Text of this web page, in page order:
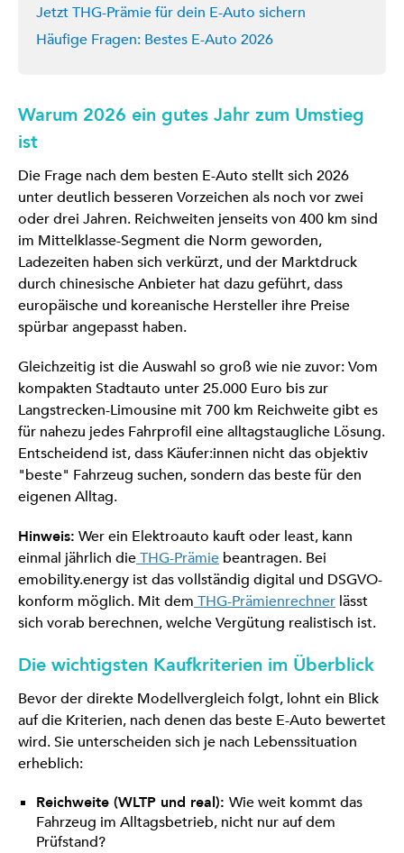
Jetzt THG-Prämie für dein E-Auto sichern
Häufige Fragen: Bestes E-Auto 2026
Warum 2026 ein gutes Jahr zum Umstieg
ist
Die Frage nach dem besten E-Auto stellt sich 2026
unter deutlich besseren Vorzeichen als noch vor zwei
oder drei Jahren. Reichweiten jenseits von 400 km sind
im Mittelklasse-Segment die Norm geworden,
Ladezeiten haben sich verkürzt, und der Marktdruck
durch chinesische Anbieter hat dazu geführt, dass
europäische und koreanische Hersteller ihre Preise
spürbar angepasst haben.
Gleichzeitig ist die Auswahl so groß wie nie zuvor: Vom
kompakten Stadtauto unter 25.000 Euro bis zur
Langstrecken-Limousine mit 700 km Reichweite gibt es
für nahezu jedes Fahrprofil eine alltagstaugliche Lösung.
Entscheidend ist, dass Käufer:innen nicht das objektiv
"beste" Fahrzeug suchen, sondern das beste für den
eigenen Alltag.
Hinweis: Wer ein Elektroauto kauft oder least, kann
einmal jährlich dieTHG-Prämie beantragen. Bei
emobility.energy ist das vollständig digital und DSGVO-
konform möglich. Mit dem THG-Prämienrechner lässt
sich vorab berechnen, welche Vergütung realistisch ist.
Die wichtigsten Kaufkriterien im Überblick
Bevor der direkte Modellvergleich folgt, lohnt ein Blick
auf die Kriterien, nach denen das beste E-Auto bewertet
wird. Sie unterscheiden sich je nach Lebenssituation
erheblich:
Reichweite (WLTP und real): Wie weit kommt das
Fahrzeug im Alltagsbetrieb, nicht nur auf dem
Prüfstand?